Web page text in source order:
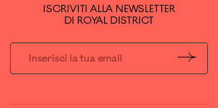
ISCRIVITI ALLA NEWSLETTER
DI ROYAL DISTRICT
Invia